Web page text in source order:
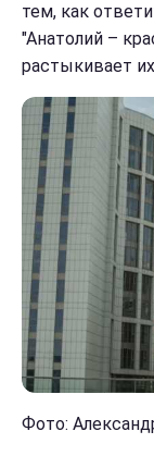
тем, как
"Анатолий –
растыкивает
Фото: